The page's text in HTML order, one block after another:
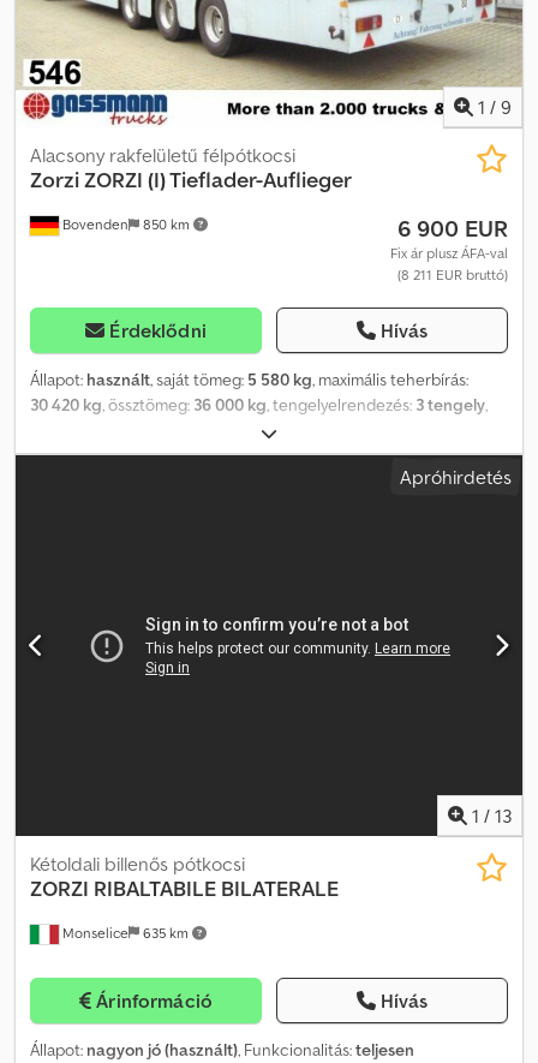
1 / 9
Bovenden 850 km
Alacsony rakfelületű félpótkocsi
ZorziZORZI (I) Tieflader-Auflieger
6 900 EUR
Fix ár plusz ÁFA-val
(8 211 EUR bruttó)
Érdeklődni Hívás
Állapot: használt, saját tömeg: 5 580 kg, maximális teherbírás:
30 420 kg, össztömeg: 36 000 kg, tengelyelrendezés: 3 tengely,
06/1988
rakodótér szélesség:2 480 mm, raktérmagasság:1 000 mm, teljes
, felfüggesztés:
mm, 3 db Zorzi tengely, kb. 3.000 EUR értékben történt beruházás
a fékekbe és tengelyekbe a közelmúltban! Tartozékok megadása
garancia nélkül, a változtatás, közbenső értékesítés és tévedések
Apróhirdetés
1 / 13
Monselice 635 km
Kétoldali billenős pótkocsi
ZORZI RIBALTABILE BILATERALE
Árinformáció Hívás
Állapot: nagyon jó (használt), Funkcionalitás:teljesen